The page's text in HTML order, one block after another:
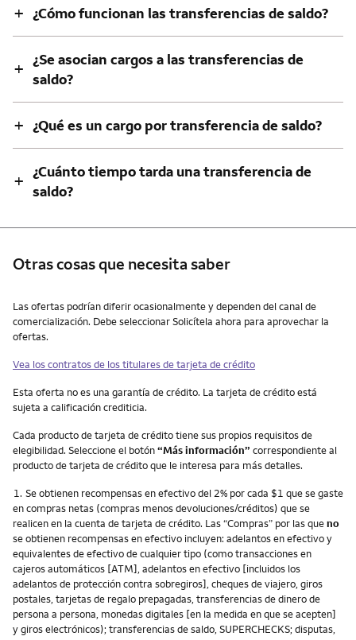
+ ¿Cómo funcionan las transferencias de saldo?
+ ¿Se asocian cargos a las transferencias de
saldo?
+ ¿Qué es un cargo por transferencia de saldo?
+ ¿Cuánto tiempo tarda una transferencia de
saldo?
Otras cosas que necesita saber
Otras cosas que necesita saber
Las ofertas podrían diferir ocasionalmente y dependen del canal de
comercialización. Debe seleccionar Solicítela ahora para aprovechar la
ofertas.
Vea los contratos de los titulares de tarjeta de crédito
Esta oferta no es una garantía de crédito. La tarjeta de crédito está
sujeta a calificación crediticia.
Cada producto de tarjeta de crédito tiene sus propios requisitos de
elegibilidad. Seleccione el botón“Más información” correspondiente al
producto de tarjeta de crédito que le interesa para más detalles.
Nota
1. Se obtienen recompensas en efectivo del 2% por cada $1 que se gaste
en compras netas (compras menos devoluciones/créditos) que se
realicen en la cuenta de tarjeta de crédito. Las “Compras” por las queno
se obtienen recompensas en efectivo incluyen: adelantos en efectivo y
equivalentes de efectivo de cualquier tipo (como transacciones en
cajeros automáticos [ATM], adelantos en efectivo [incluidos los
adelantos de protección contra sobregiros], cheques de viajero, giros
postales, tarjetas de regalo prepagadas, transferencias de dinero de
persona a persona, monedas digitales [en la medida en que se acepten]
y giros electrónicos); transferencias de saldo, SUPERCHECKS; disputas,